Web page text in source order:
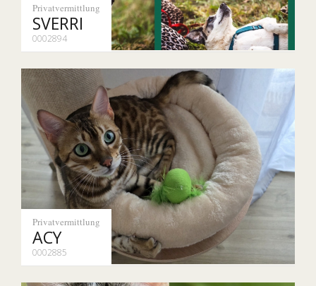
Privatvermittlung
SVERRI
0002894
Privatvermittlung
ACY
0002885